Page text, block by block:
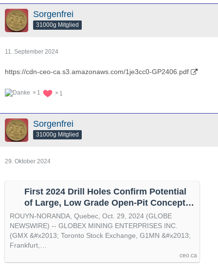
Sorgenfrei
31000g Mitglied
11. September 2024
https://cdn-ceo-ca.s3.amazonaws.com/1je3cc0-GP2406.pdf
1 1
Sorgenfrei
31000g Mitglied
29. Oktober 2024
First 2024 Drill Holes Confirm Potential
of Large, Low Grade Open-Pit Concept
at Duquesne West and Other News, by
@GlobeNewswire
ROUYN-NORANDA, Quebec, Oct. 29, 2024 (GLOBE
NEWSWIRE) -- GLOBEX MINING ENTERPRISES INC.
(GMX &#x2013; Toronto Stock Exchange, G1MN &#x2013;
Frankfurt,…
ceo.ca